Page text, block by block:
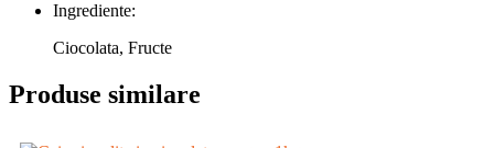
Ingrediente:
Ciocolata, Fructe
Produse similare